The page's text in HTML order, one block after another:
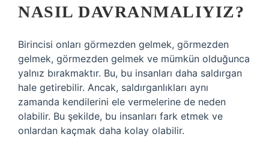
NASIL DAVRANMALIYIZ?
Birincisi onları görmezden gelmek, görmezden
gelmek, görmezden gelmek ve mümkün olduğunca
yalnız bırakmaktır. Bu, bu insanları daha saldırgan
hale getirebilir. Ancak, saldırganlıkları aynı
zamanda kendilerini ele vermelerine de neden
olabilir. Bu şekilde, bu insanları fark etmek ve
onlardan kaçmak daha kolay olabilir.